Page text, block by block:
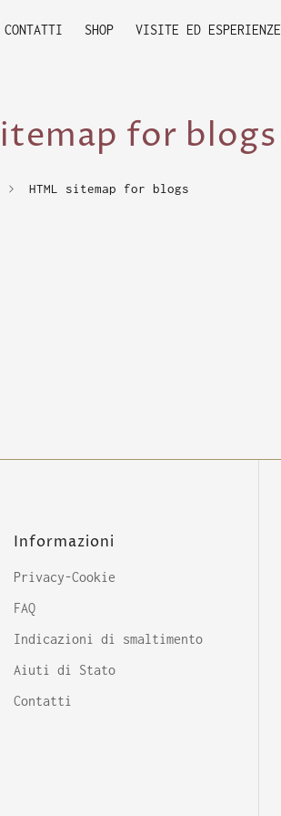
CONTATTI SHOP VISITE ED ESPERIENZE
for blogs
HTML sitemap for blogs
Informazioni
Privacy-Cookie
FAQ
Indicazioni di smaltimento
Aiuti di Stato
Contatti